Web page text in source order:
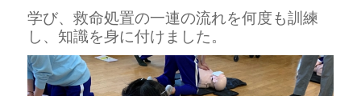
学び、救命処置の一連の流れを何度も訓練
し、知識を身に付けました。